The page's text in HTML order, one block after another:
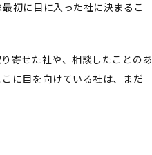
初に目に入った社に決まるこ
寄せた社や、相談したことのあ
に目を向けている社は、まだ